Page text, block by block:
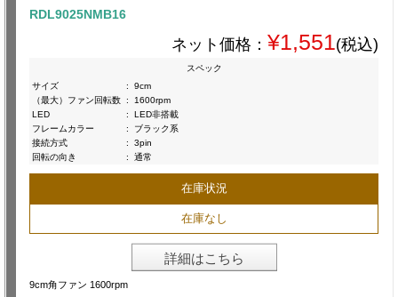
RDL9025NMB16
ネット価格： ¥1,551(税込)
スペック
サイズ
:
9cm
（最大）ファン回転数 :
1600rpm
LED
:
LED非搭載
フレームカラー
:
ブラック系
接続方式
:
3pin
回転の向き
: 通常
在庫状況
在庫なし
詳細はこちら
9cm角ファン 1600rpm